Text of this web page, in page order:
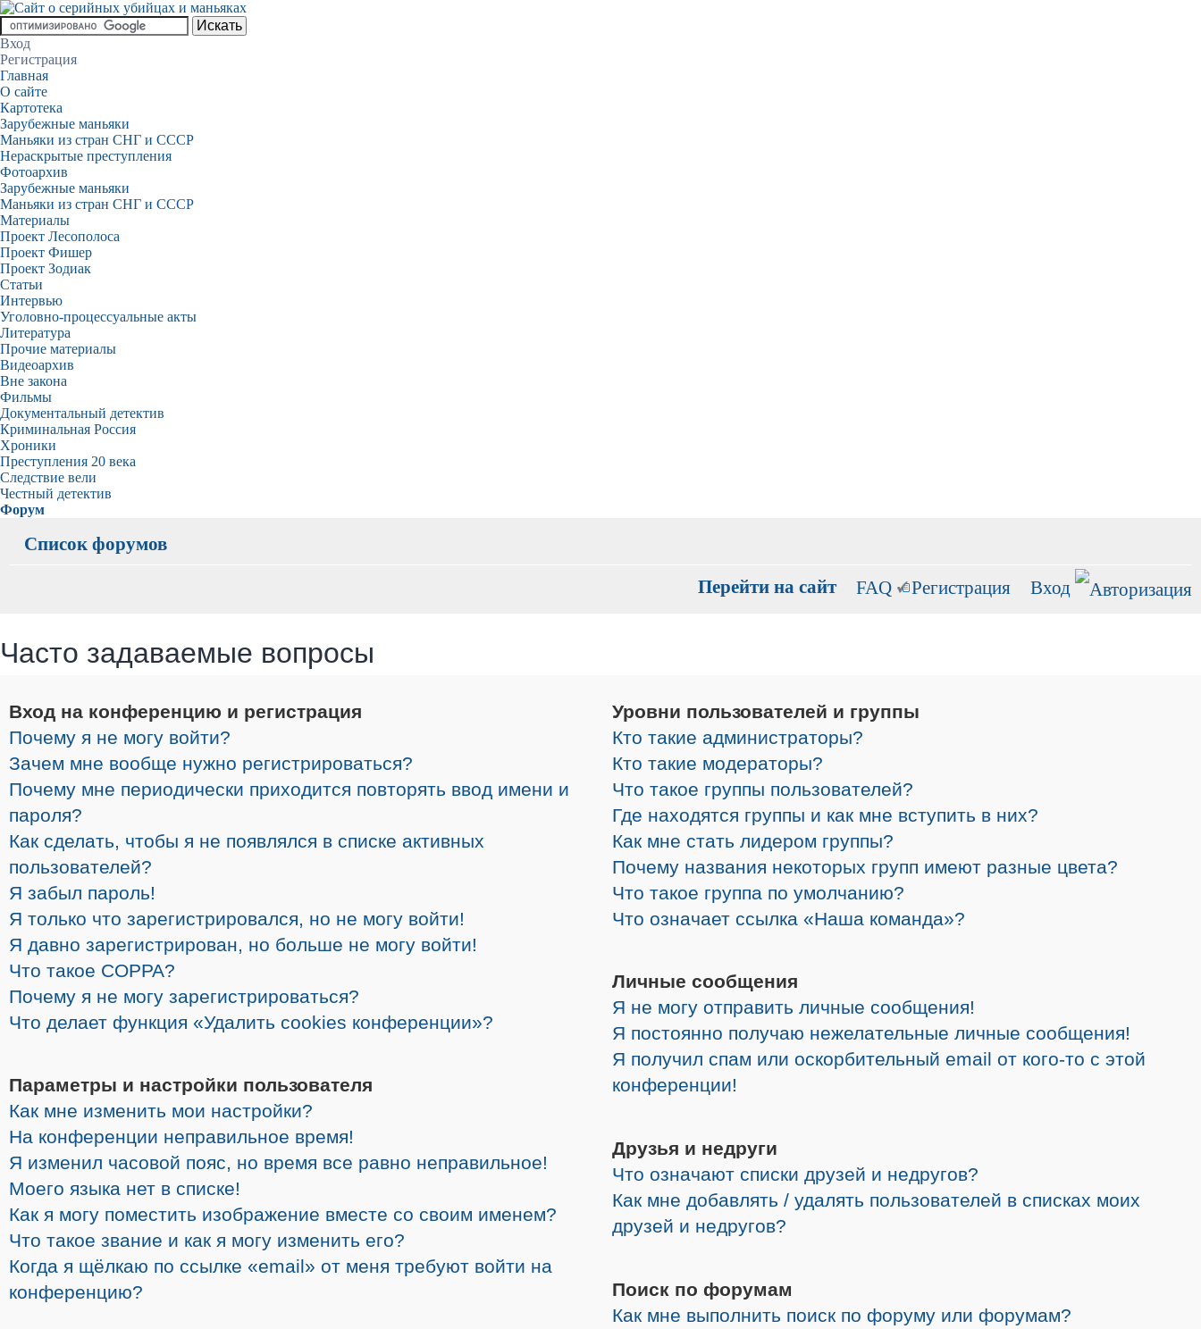
Вход
Регистрация
Главная
О сайте
Картотека
Зарубежные маньяки
Маньяки из стран СНГ и СССР
Нераскрытые преступления
Фотоархив
Зарубежные маньяки
Маньяки из стран СНГ и СССР
Материалы
Проект Лесополоса
Проект Фишер
Проект Зодиак
Статьи
Интервью
Уголовно-процессуальные акты
Литература
Прочие материалы
Видеоархив
Вне закона
Фильмы
Документальный детектив
Криминальная Россия
Хроники
Преступления 20 века
Следствие вели
Честный детектив
Форум
Список форумов
Перейти на сайт FAQ Регистрация Вход
Часто задаваемые вопросы
Вход на конференцию и регистрация
Почему я не могу войти?
Зачем мне вообще нужно регистрироваться?
Почему мне периодически приходится повторять ввод имени и
пароля?
Как сделать, чтобы я не появлялся в списке активных
пользователей?
Я забыл пароль!
Я только что зарегистрировался, но не могу войти!
Я давно зарегистрирован, но больше не могу войти!
Что такое COPPA?
Почему я не могу зарегистрироваться?
Что делает функция «Удалить cookies конференции»?
Параметры и настройки пользователя
Как мне изменить мои настройки?
На конференции неправильное время!
Я изменил часовой пояс, но время все равно неправильное!
Моего языка нет в списке!
Как я могу поместить изображение вместе со своим именем?
Что такое звание и как я могу изменить его?
Когда я щёлкаю по ссылке «email» от меня требуют войти на
конференцию?
Уровни пользователей и группы
Кто такие администраторы?
Кто такие модераторы?
Что такое группы пользователей?
Где находятся группы и как мне вступить в них?
Как мне стать лидером группы?
Почему названия некоторых групп имеют разные цвета?
Что такое группа по умолчанию?
Что означает ссылка «Наша команда»?
Личные сообщения
Я не могу отправить личные сообщения!
Я постоянно получаю нежелательные личные сообщения!
Я получил спам или оскорбительный email от кого-то с этой
конференции!
Друзья и недруги
Что означают списки друзей и недругов?
Как мне добавлять / удалять пользователей в списках моих
друзей и недругов?
Поиск по форумам
Как мне выполнить поиск по форуму или форумам?